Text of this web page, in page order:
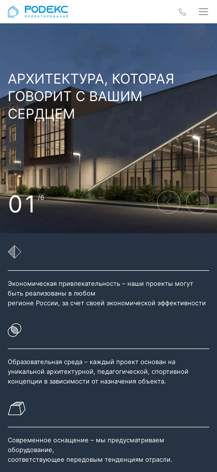
АРХИТЕКТУРА, КОТОРАЯ
ГОВОРИТ С ВАШИМ
СЕРДЦЕМ
01/6
Экономическая привлекательность – наши проекты могут
быть реализованы в любом
регионе России, за счет своей экономической эффективности
Образовательная среда – каждый проект основан на
уникальной архитектурной, педагогической, спортивной
концепции в зависимости от назначения объекта.
Современное оснащение – мы предусматриваем
оборудование,
соответствующее передовым тенденциям отрасли.